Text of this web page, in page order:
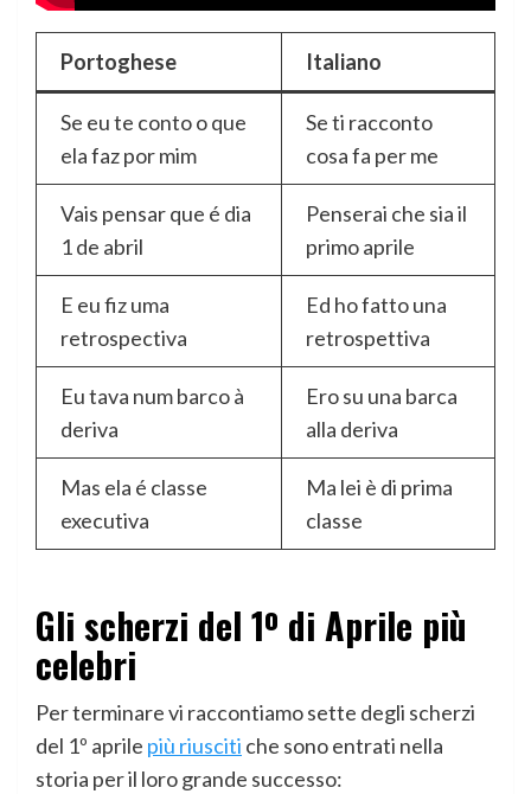
Portoghese Italiano
Se eu te conto o que
ela faz por mim
Se ti racconto
cosa fa per me
Vais pensar que é dia
1 de abril
Penserai che sia il
primo aprile
E eu fiz uma
retrospectiva
Ed ho fatto una
retrospettiva
Eu tava num barco à
deriva
Ero su una barca
alla deriva
Mas ela é classe
executiva
Ma lei è di prima
classe
Gli scherzi del 1º di Aprile più
celebri
Per terminare vi raccontiamo sette degli scherzi
del 1º aprile più riusciti che sono entrati nella
storia per il loro grande successo: